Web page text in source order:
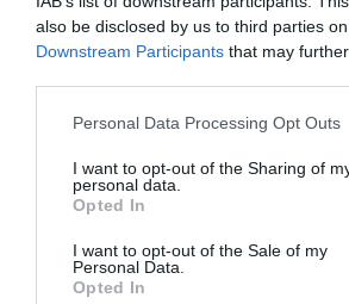
also be disclosed by us to third parties
Downstream Participants that may
Personal Data Processing Opt Outs
I want to opt-out of the Sharing of
personal data.
Opted In
I want to opt-out of the Sale of my
Personal Data.
Opted In
“Siamo consapevoli
cause profonde dei flussi
contrastare la migrazione
concluso.
DECRETO FLUSSI
Articolo precedente